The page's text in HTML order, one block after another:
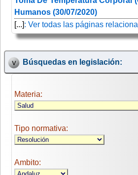
Humanos (30/07/2020)
[...]: Ver todas las páginas
Búsquedas en legislación:
Materia:
Tipo normativa:
Ambito: